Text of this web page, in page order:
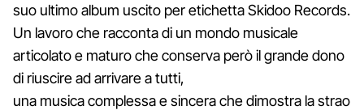
suo ultimo album uscito per etichetta Skidoo Records.
Un lavoro che racconta di un mondo musicale
articolato e maturo che conserva però il grande dono
di riuscire ad arrivare a tutti,
una musica complessa e sincera che dimostra la strao